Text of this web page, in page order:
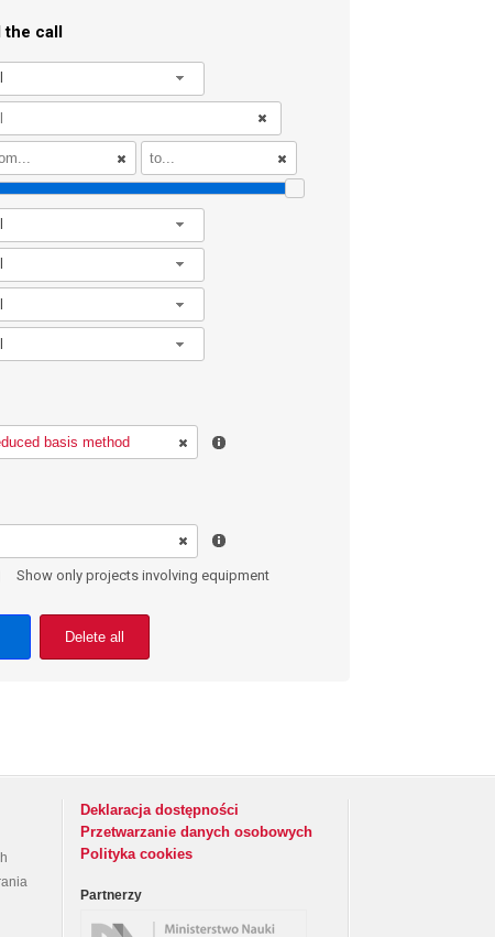
the call
Show only projects involving equipment
Delete all
Deklaracja dostępności
Przetwarzanie danych osobowych
Polityka cookies
Partnerzy